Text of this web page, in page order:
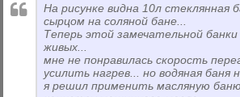
На рисунке видна 10л стеклянная
сырцом на соляной бане...
Теперь этой замечательной
живых...
мне не понравилась скорость
усилить нагрев... но водяная баня
я решил применить масляную